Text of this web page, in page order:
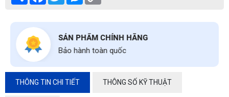
SẢN PHẨM CHÍNH HÃNG
Bảo hành toàn quốc
THÔNG TIN CHI TIẾT THÔNG SỐ KỸ THUẬT